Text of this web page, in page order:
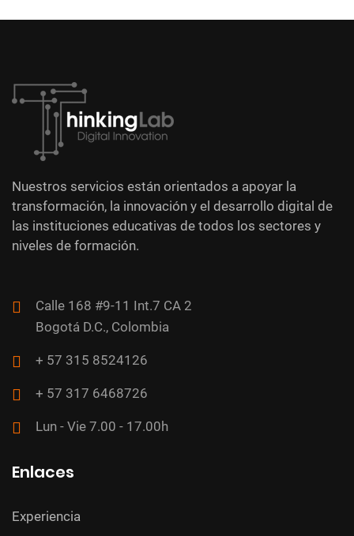
Nuestros servicios están orientados a apoyar la
transformación, la innovación y el desarrollo digital de
las instituciones educativas de todos los sectores y
niveles de formación.
Calle 168 #9-11 Int.7 CA 2
Bogotá D.C., Colombia
+ 57 315 8524126
+ 57 317 6468726
Lun - Vie 7.00 - 17.00h
Enlaces
Experiencia